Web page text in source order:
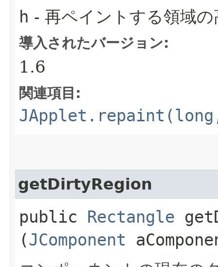
h - 再ペイントする領域の
導入されたバージョン:
1.6
関連項目:
getDirtyRegion
public Rectangle
(JComponent